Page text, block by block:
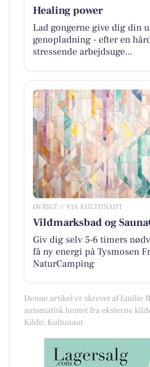
Healing power
Lad gongerne give dig din
genopladning - efter en
stressende arbejdsuge...
ØVRIGT // VIA KULTUNAUT
Vildmarksbad og
Giv dig selv 5-6 timers
få ny energi på Tysmosen
NaturCamping
Denne artikel er skrevet af Emilie
automatisk hentet fra eksterne
Kilde: Kultunaut